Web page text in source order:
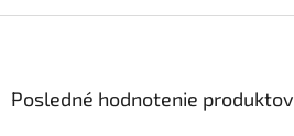
Posledné hodnotenie produktov